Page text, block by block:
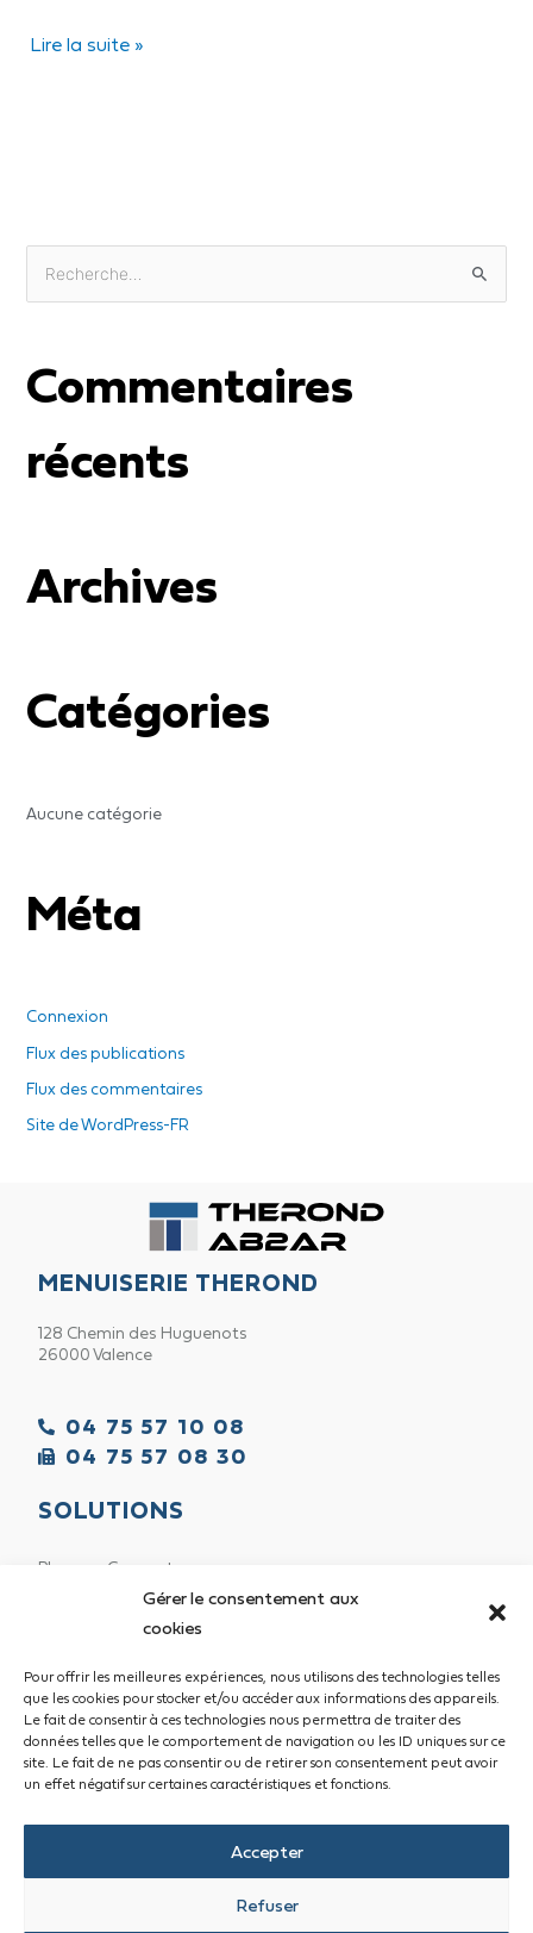
Gérer le consentement aux
cookies
Pour offrir les meilleures expériences, nous utilisons des technologies telles
que les cookies pour stocker et/ou accéder aux informations des appareils.
Le fait de consentir à ces technologies nous permettra de traiter des
données telles que le comportement de navigation ou les ID uniques sur ce
site. Le fait de ne pas consentir ou de retirer son consentement peut avoir
un effet négatif sur certaines caractéristiques et fonctions.
Accepter
Refuser
Lire la suite »
h
e
Commentaires
récents
Archives
Catégories
Aucune catégorie
Méta
Connexion
Flux des publications
Flux des commentaires
Site de WordPress-FR
MENUISERIE THEROND
128 Chemin des Huguenots
26000 Valence
04 75 57 10 08
04 75 57 08 30
SOLUTIONS
Pharma-Concept
Fabricant de mobilier & agencement
Atelier de menuiserie
INFORMATION